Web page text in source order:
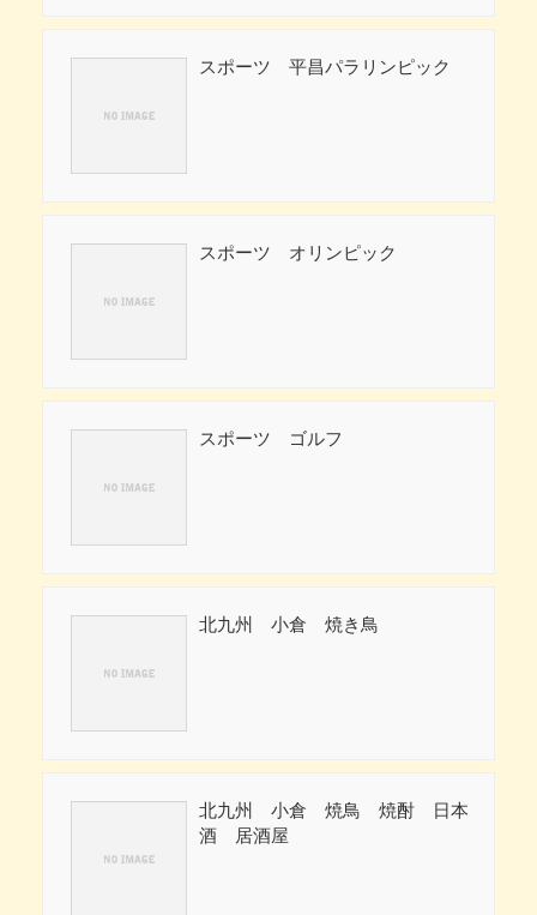
スポーツ 平昌パラリンピック
スポーツ オリンピック
スポーツ ゴルフ
北九州 小倉 焼き鳥
北九州 小倉 焼鳥 焼酎 日本
酒 居酒屋